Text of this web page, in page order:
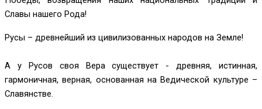
Славы нашего Рода!
Русы – древнейший из цивилизованных народов на Земле!
А у Русов своя Вера существует - древняя, истинная,
гармоничная, верная, основанная на Ведической культуре –
Славянстве.